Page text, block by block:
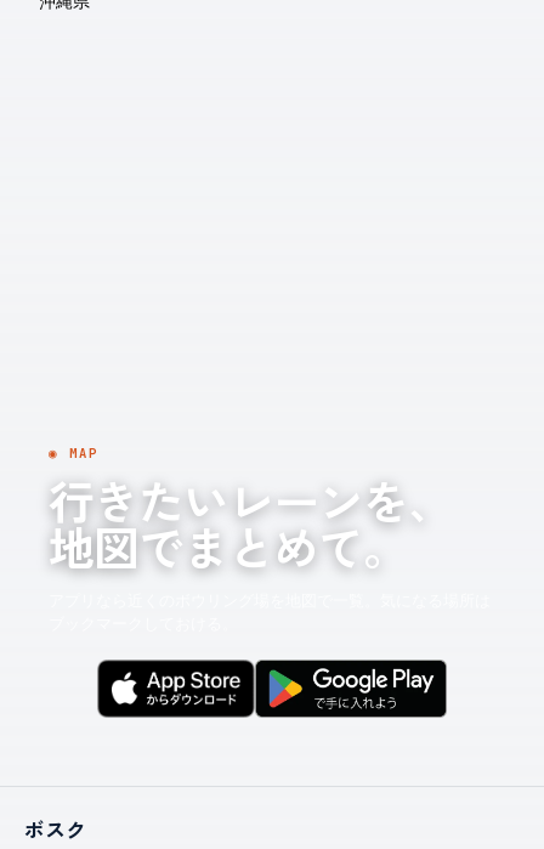
◉ MAP
行きたいレーンを、
地図でまとめて。
ボスク